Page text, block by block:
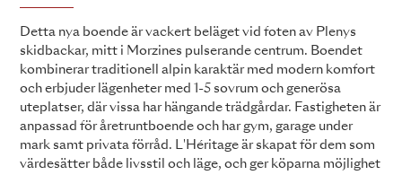
Detta nya boende är vackert beläget vid foten av Plenys
skidbackar, mitt i Morzines pulserande centrum. Boendet
kombinerar traditionell alpin karaktär med modern komfort
och erbjuder lägenheter med 1-5 sovrum och generösa
uteplatser, där vissa har hängande trädgårdar. Fastigheten är
anpassad för åretruntboende och har gym, garage under
mark samt privata förråd. L'Héritage är skapat för dem som
värdesätter både livsstil och läge, och ger köparna möjlighet